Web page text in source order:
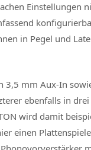
Einstellungen
in Pegel und
3,5 mm Aux-In
ebenfalls in
wird damit
einen